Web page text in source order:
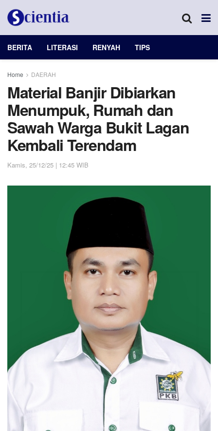
BERITA LITERASI RENYAH TIPS
Home DAERAH
Material Banjir Dibiarkan
Menumpuk, Rumah dan
Sawah Warga Bukit Lagan
Kembali Terendam
Kamis, 25/12/25 | 12:45 WIB